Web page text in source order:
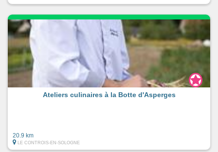
Ateliers culinaires à la Botte d'Asperges
20.9 km
LE CONTROIS-EN-SOLOGNE